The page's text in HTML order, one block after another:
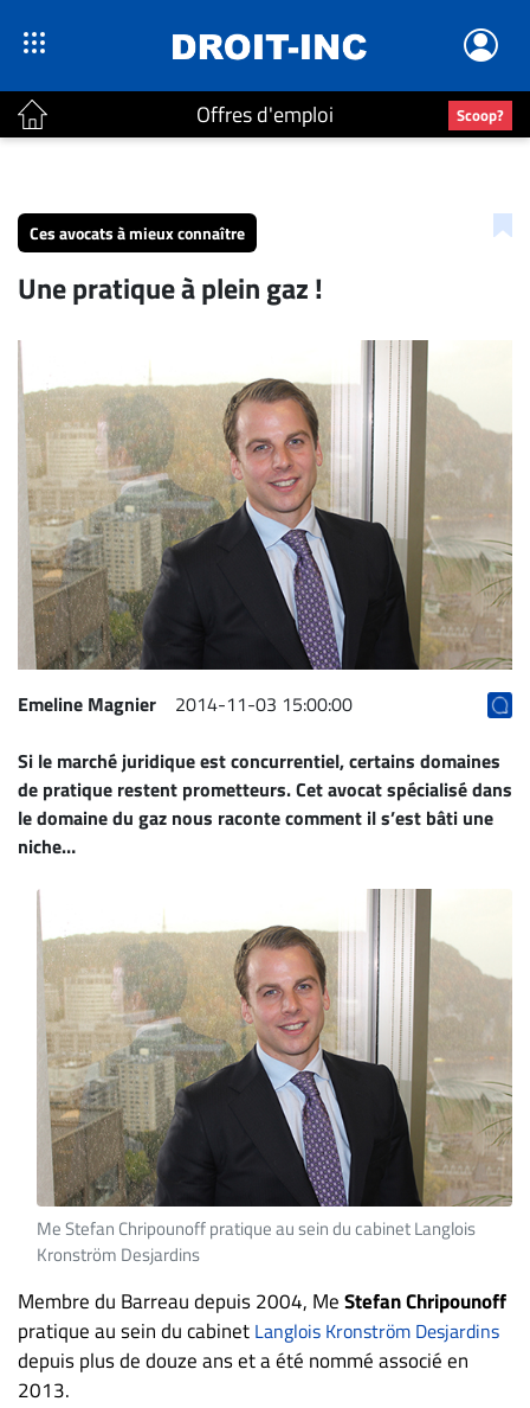
Offres d'emploi Scoop?
Accueil
Continu
Conseillers
Juridiques
Campus
Carrière
Archives
CARRIÈRE
ET
EMPLOIS
ET
JURISTES
Offres
Continue
Métiers
Scoop?
CABINETS
ET
ENTREPRISES
Espace
entreprises
Page
entreprises
Publier
un
emploi
Publicité
Ces avocats à mieux connaître
Une pratique à plein gaz !
Emeline Magnier 2014-11-03 15:00:00
Si le marché juridique est concurrentiel, certains domaines
de pratique restent prometteurs. Cet avocat spécialisé dans
le domaine du gaz nous raconte comment il s’est bâti une
niche…
Me Stefan Chripounoff pratique au sein du cabinet Langlois
Kronström Desjardins
Membre du Barreau depuis 2004, MeStefan Chripounoff
pratique au sein du cabinet Langlois Kronström Desjardins
depuis plus de douze ans et a été nommé associé en
2013.